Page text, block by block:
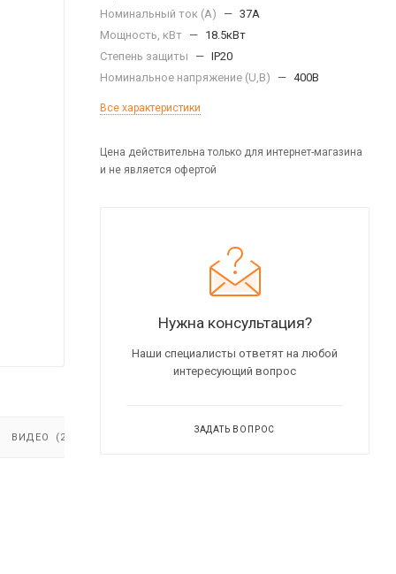
ВИДЕО (2)
Номинальный ток (А)
— 37А
Мощность, кВт — 18.5кВт
Степень защиты
— IP20
Номинальное напряжение (U,B)
— 400В
Все характеристики
Цена действительна только для интернет-магазина
и не является офертой
Нужна консультация?
Наши специалисты ответят на любой
интересующий вопрос
ЗАДАТЬ ВОПРОС